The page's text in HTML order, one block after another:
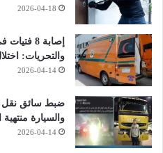
2026-04-18
إصابة 8
والتحريات:
2026-04-14
ضبط سائق نقل
والسيارة
2026-04-14